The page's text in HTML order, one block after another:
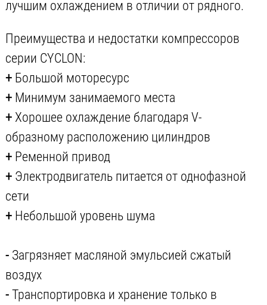
лучшим охлаждением в отличии от рядного.
Преимущества и недостатки компрессоров
серии CYCLON:
+Большой моторесурс
+Минимум занимаемого места
+Хорошее охлаждение благодаря V-
образному расположению цилиндров
+Ременной привод
+Электродвигатель питается от однофазной
сети
+Небольшой уровень шума
-Загрязняет масляной эмульсией сжатый
воздух
-Транспортировка и хранение только в